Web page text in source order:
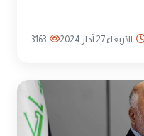
الأربعاء 27 آذار 2024 3163